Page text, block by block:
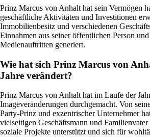
Prinz Marcus von Anhalt hat sein Vermögen
geschäftliche Aktivitäten und Investitionen
Immobilienbesitz und verschiedenen
Einnahmen aus seiner öffentlichen Person
Medienauftritten generiert.
Wie hat sich Prinz Marcus von
Jahre verändert?
Prinz Marcus von Anhalt hat im Laufe der
Imageveränderungen durchgemacht. Von
Party-Prinz und exzentrischer Unternehmer
vielseitigen Geschäftsmann und
soziale Projekte unterstützt und sich für